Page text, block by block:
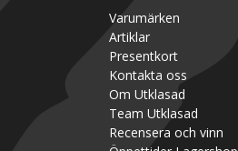
Varumärken
Artiklar
Presentkort
Kontakta oss
Om Utklasad
Team Utklasad
Recensera och vinn